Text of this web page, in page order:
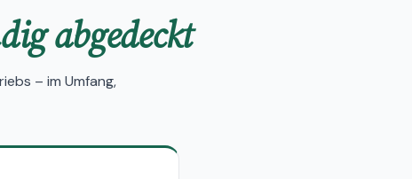
abgedeckt
– im Umfang,